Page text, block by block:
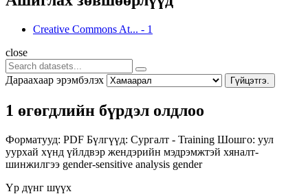
Creative Commons At... - 1
close
Дараахаар эрэмбэлэх Гүйцэтгэ.
1 өгөгдлийн бүрдэл олдлоо
Форматууд: PDF Бүлгүүд: Сургалт - Training Шошго: уул
уурхай хүнд үйлдвэр жендэрийн мэдрэмжтэй хяналт-
шинжилгээ gender-sensitive analysis gender
Үр дүнг шүүх